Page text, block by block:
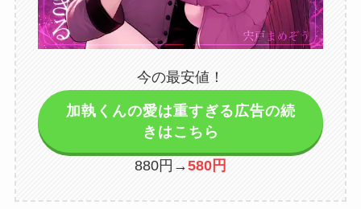
今の最安値！
加執くんの愛は重すぎる広告の続
きはこちら
880円→580円